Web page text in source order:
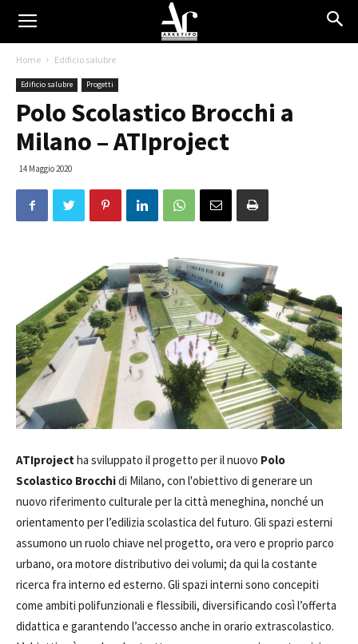
Home Edificio salubre
Edificio salubre Progetti
Polo Scolastico Brocchi a
Milano – ATIproject
14 Maggio 2020
ATIprojectha sviluppato il progetto per il nuovo Polo
Scolastico Brocchidi Milano, con l'obiettivo di generare un
nuovo riferimento culturale per la città meneghina, nonché un
orientamento per l’edilizia scolastica del futuro. Gli spazi esterni
assumono un ruolo chiave nel progetto, ora vero e proprio parco
urbano, ora motore distributivo dei volumi; da qui la costante
ricerca fra interno ed esterno. Gli spazi interni sono concepiti
come ambiti polifunzionali e flessibili, diversificando così l’offerta
didattica e garantendo l’accesso anche in orario extrascolastico.